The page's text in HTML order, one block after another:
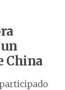
China